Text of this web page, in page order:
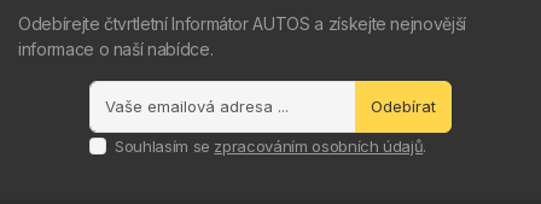
Odebírejte čtvrtletní Informátor AUTOS a získejte nejnovější
informace o naší nabídce.
Odebírat
Souhlasím se zpracováním osobních údajů.